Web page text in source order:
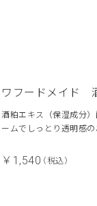
ワフードメイド
酒粕エキス（保湿成分
ームでしっとり透明感の
￥1,540（税込）